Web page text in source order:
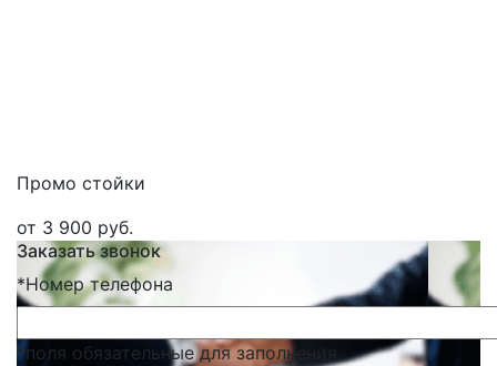
Промо стойки
от 3 900 руб.
Заказать звонок
*Номер телефона
*поля обязательные для заполнения